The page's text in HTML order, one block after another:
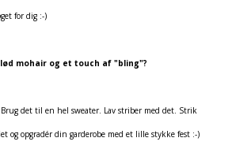
for dig :-)
mohair og et touch af "bling"?
det til en hel sweater. Lav striber med det. Strik
og opgradér din garderobe med et lille stykke fest :-)